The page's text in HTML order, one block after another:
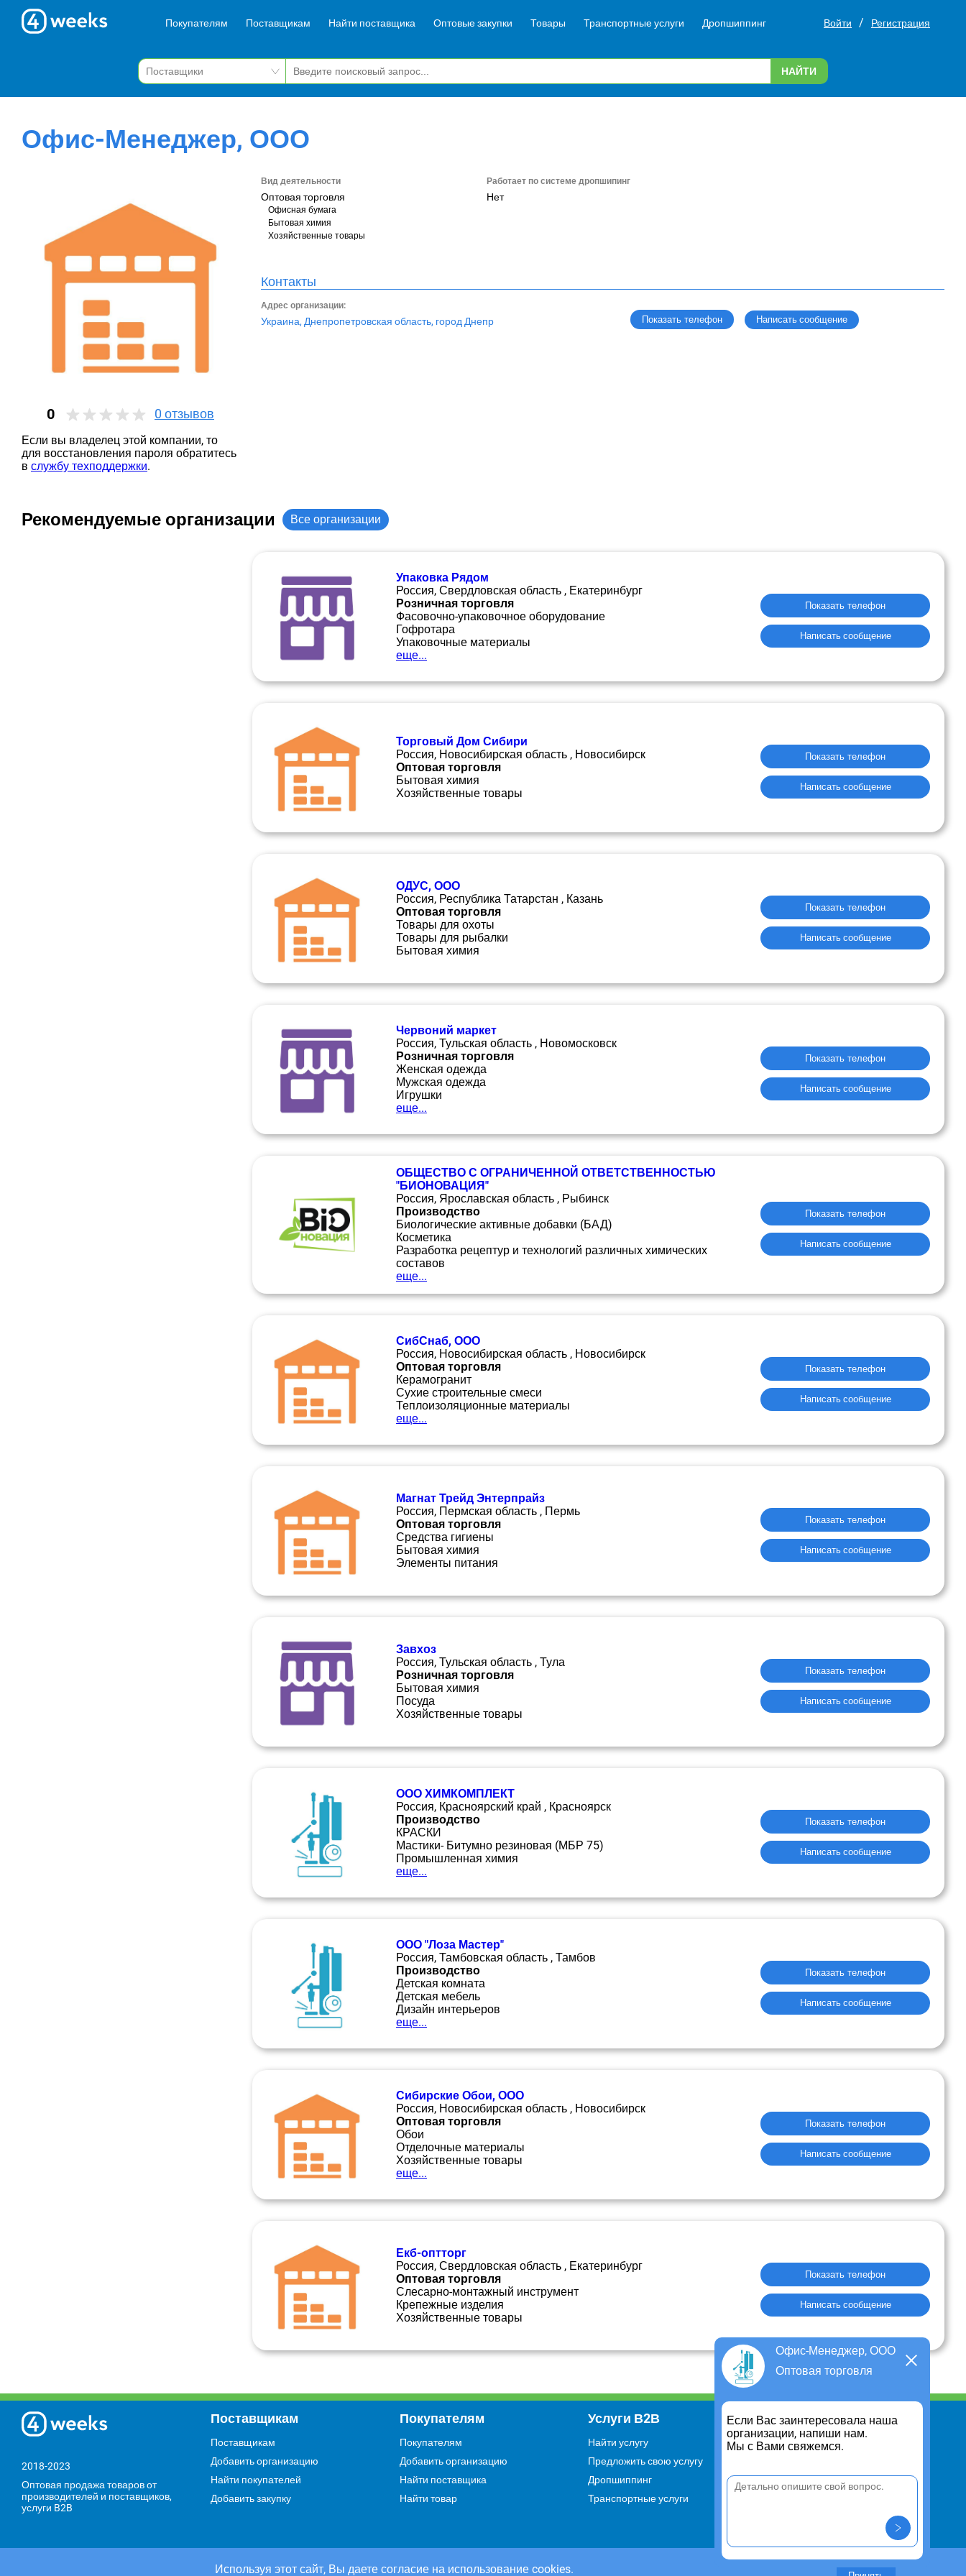
Покупателям Поставщикам Найти поставщика Оптовые закупки Товары Транспортные услуги Дропшиппинг Войти / Регистрация
НАЙТИ
Офис-Менеджер, ООО
0 0 отзывов
Если вы владелец этой компании, то
для восстановления пароля обратитесь
в службу техподдержки.
Вид деятельности
Оптовая торговля
Офисная бумага
Бытовая химия
Хозяйственные товары
Работает по системе дропшипинг
Нет
Контакты
Адрес организации:
Украина, Днепропетровская область, город Днепр Показать телефон Написать сообщение
Рекомендуемые организации Все организации
Упаковка Рядом
Россия, Свердловская область , Екатеринбург
Розничная торговля
Фасовочно-упаковочное оборудование
Гофротара
Упаковочные материалы
еще...
Показать телефон
Написать сообщение
Торговый Дом Сибири
Россия, Новосибирская область , Новосибирск
Оптовая торговля
Бытовая химия
Хозяйственные товары
Показать телефон
Написать сообщение
ОДУС, ООО
Россия, Республика Татарстан , Казань
Оптовая торговля
Товары для охоты
Товары для рыбалки
Бытовая химия
Показать телефон
Написать сообщение
Червоний маркет
Россия, Тульская область , Новомосковск
Розничная торговля
Женская одежда
Мужская одежда
Игрушки
еще...
Показать телефон
Написать сообщение
ОБЩЕСТВО С ОГРАНИЧЕННОЙ ОТВЕТСТВЕННОСТЬЮ
"БИОНОВАЦИЯ"
Россия, Ярославская область , Рыбинск
Производство
Биологические активные добавки (БАД)
Косметика
Разработка рецептур и технологий различных химических
составов
еще...
Показать телефон
Написать сообщение
СибСнаб, ООО
Россия, Новосибирская область , Новосибирск
Оптовая торговля
Керамогранит
Сухие строительные смеси
Теплоизоляционные материалы
еще...
Показать телефон
Написать сообщение
Магнат Трейд Энтерпрайз
Россия, Пермская область , Пермь
Оптовая торговля
Средства гигиены
Бытовая химия
Элементы питания
Показать телефон
Написать сообщение
Завхоз
Россия, Тульская область , Тула
Розничная торговля
Бытовая химия
Посуда
Хозяйственные товары
Показать телефон
Написать сообщение
ООО ХИМКОМПЛЕКТ
Россия, Красноярский край , Красноярск
Производство
КРАСКИ
Мастики- Битумно резиновая (МБР 75)
Промышленная химия
еще...
Показать телефон
Написать сообщение
ООО "Лоза Мастер"
Россия, Тамбовская область , Тамбов
Производство
Детская комната
Детская мебель
Дизайн интерьеров
еще...
Показать телефон
Написать сообщение
Сибирские Обои, ООО
Россия, Новосибирская область , Новосибирск
Оптовая торговля
Обои
Отделочные материалы
Хозяйственные товары
еще...
Показать телефон
Написать сообщение
Екб-оптторг
Россия, Свердловская область , Екатеринбург
Оптовая торговля
Слесарно-монтажный инструмент
Крепежные изделия
Хозяйственные товары
Показать телефон
Написать сообщение
Офис-Менеджер, ООО
Оптовая торговля
Если Вас заинтересовала наша
организации, напиши нам.
Мы с Вами свяжемся.
Используя этот сайт, Вы даете согласие на использование cookies.
2018-2023
Оптовая продажа товаров от
производителей и поставщиков,
услуги B2B
Поставщикам
Поставщикам
Добавить организацию
Найти покупателей
Добавить закупку
Покупателям
Покупателям
Добавить организацию
Найти поставщика
Найти товар
Услуги В2В
Найти услугу
Предложить свою услугу
Дропшиппинг
Транспортные услуги
Информация
Для чего существует портал
Правило cookie
предложение